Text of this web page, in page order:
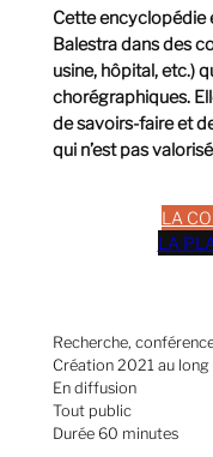
Cette encyclopédie
Balestra dans des
usine, hôpital, etc.)
chorégraphiques.
de savoirs-faire et
qui n’est pas
LA
LA
Recherche,
Création 2021 au long
En diffusion
Tout public
Durée 60 minutes